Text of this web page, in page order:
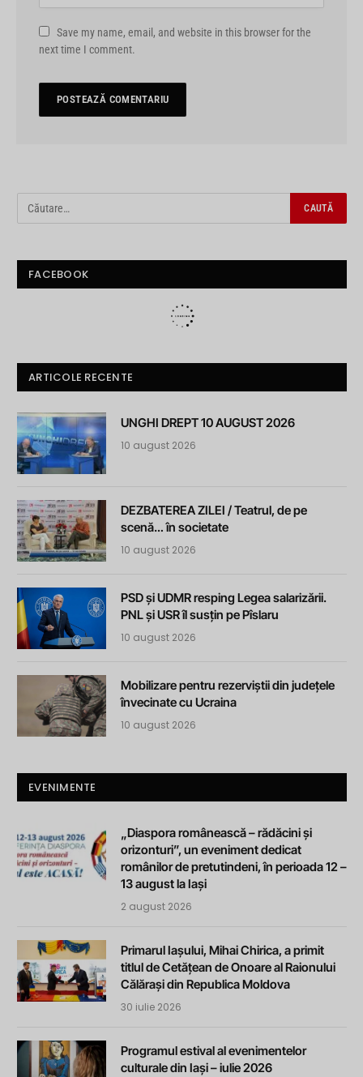
Save my name, email, and website in this browser for the
next time I comment.
FACEBOOK
ARTICOLE RECENTE
UNGHI DREPT 10 AUGUST 2026
10 august 2026
DEZBATEREA ZILEI / Teatrul, de pe
scenă… în societate
10 august 2026
PSD și UDMR resping Legea salarizării.
PNL și USR îl susțin pe Pîslaru
10 august 2026
Mobilizare pentru rezerviștii din județele
învecinate cu Ucraina
10 august 2026
EVENIMENTE
„Diaspora românească – rădăcini și
orizonturi”, un eveniment dedicat
românilor de pretutindeni, în perioada 12 –
13 august la Iași
2 august 2026
Primarul Iașului, Mihai Chirica, a primit
titlul de Cetățean de Onoare al Raionului
Călărași din Republica Moldova
30 iulie 2026
Programul estival al evenimentelor
culturale din Iași – iulie 2026